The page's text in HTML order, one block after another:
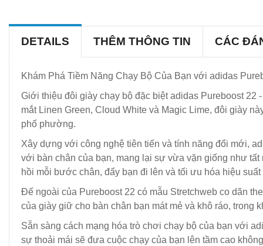
DETAILS THÊM THÔNG TIN CÁC
Khám Phá Tiềm Năng Chạy Bộ Của Bạn với adidas
Giới thiệu đôi giày chạy bộ đặc biệt adidas Pureboost
mắt Linen Green, Cloud White và Magic Lime, đôi giày
phố phường.
Xây dựng với công nghệ tiên tiến và tính năng đổi mới,
với bàn chân của bạn, mang lại sự vừa vặn giống như
hồi mỗi bước chân, đẩy bạn đi lên và tối ưu hóa hiệu suất
Đế ngoài của Pureboost 22 có mẫu Stretchweb co dãn
của giày giữ cho bàn chân bạn mát mẻ và khô ráo, trong
Sẵn sàng cách mạng hóa trò chơi chạy bộ của bạn với
sự thoải mái sẽ đưa cuộc chạy của bạn lên tầm cao